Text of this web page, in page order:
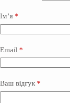
Ім’я *
Email *
Ваш відгук *